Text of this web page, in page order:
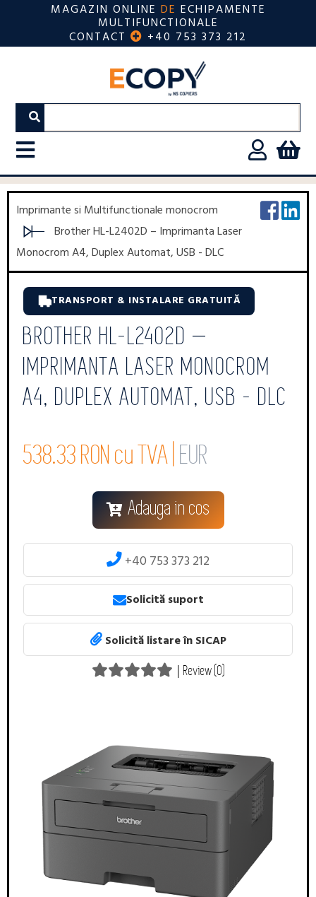
MAGAZIN ONLINE DE ECHIPAMENTE
MULTIFUNCTIONALE
CONTACT +40 753 373 212
Imprimante si Multifunctionale monocrom
Brother HL-L2402D – Imprimanta Laser
Monocrom A4, Duplex Automat, USB - DLC
TRANSPORT & INSTALARE GRATUITĂ
BROTHER HL-L2402D –
IMPRIMANTA LASER MONOCROM
A4, DUPLEX AUTOMAT, USB - DLC
538.33 RON cu TVA | EUR
Adauga in cos
+40 753 373 212
Solicită suport
Solicită listare în SICAP
| Review (0)